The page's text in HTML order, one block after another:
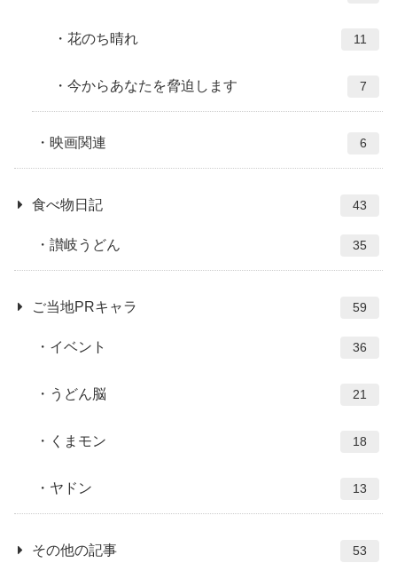
花のち晴れ 11
今からあなたを脅迫します 7
映画関連 6
食べ物日記 43
讃岐うどん 35
ご当地PRキャラ 59
イベント 36
うどん脳 21
くまモン 18
ヤドン 13
その他の記事 53